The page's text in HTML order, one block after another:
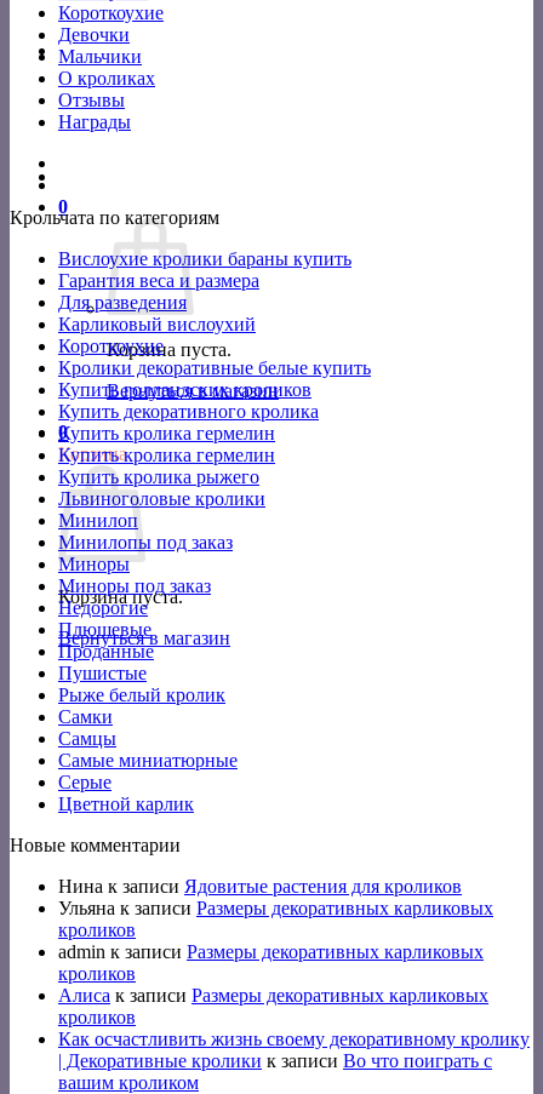
Короткоухие
Девочки
Мальчики
О кроликах
Отзывы
Награды
0
Корзина пуста.
Вернуться в магазин
0
Корзина
Корзина пуста.
Вернуться в магазин
Крольчата по категориям
Вислоухие кролики бараны купить
Гарантия веса и размера
Для разведения
Карликовый вислоухий
Короткоухие
Кролики декоративные белые купить
Купить голландских кроликов
Купить декоративного кролика
Купить кролика гермелин
Купить кролика гермелин
Купить кролика рыжего
Львиноголовые кролики
Минилоп
Минилопы под заказ
Миноры
Миноры под заказ
Недорогие
Плюшевые
Проданные
Пушистые
Рыже белый кролик
Самки
Самцы
Самые миниатюрные
Серые
Цветной карлик
Новые комментарии
Нина к записи Ядовитые растения для кроликов
Ульяна к записи Размеры декоративных карликовых
кроликов
admin к записи Размеры декоративных карликовых
кроликов
Алиса к записи Размеры декоративных карликовых
кроликов
Как осчастливить жизнь своему декоративному кролику
| Декоративные кролики к записи Во что поиграть с
вашим кроликом